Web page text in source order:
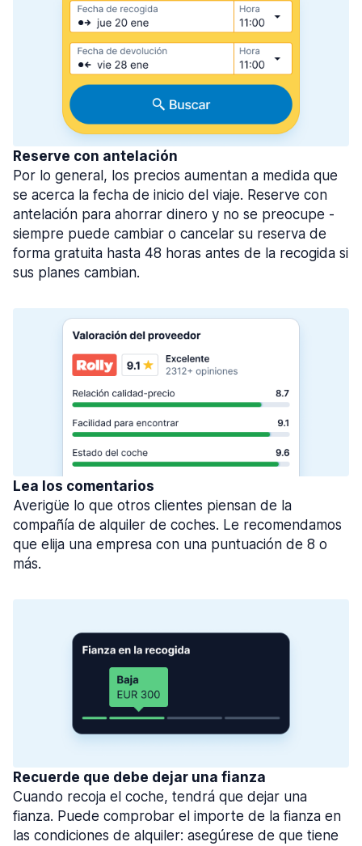
Reserve con antelación
Por lo general, los precios aumentan a medida que
se acerca la fecha de inicio del viaje. Reserve con
antelación para ahorrar dinero y no se preocupe -
siempre puede cambiar o cancelar su reserva de
forma gratuita hasta 48 horas antes de la recogida si
sus planes cambian.
Lea los comentarios
Averigüe lo que otros clientes piensan de la
compañía de alquiler de coches. Le recomendamos
que elija una empresa con una puntuación de 8 o
más.
Recuerde que debe dejar una fianza
Cuando recoja el coche, tendrá que dejar una
fianza. Puede comprobar el importe de la fianza en
las condiciones de alquiler: asegúrese de que tiene